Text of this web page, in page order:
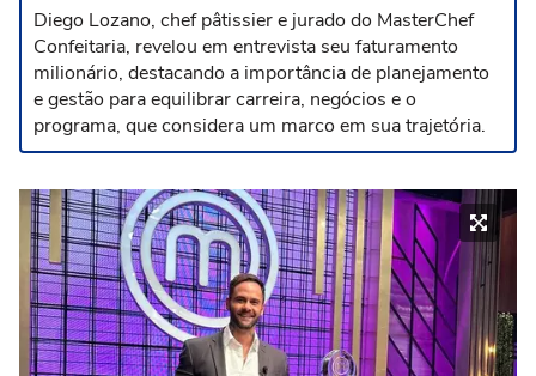
Diego Lozano, chef pâtissier e jurado do MasterChef
Confeitaria, revelou em entrevista seu faturamento
milionário, destacando a importância de planejamento
e gestão para equilibrar carreira, negócios e o
programa, que considera um marco em sua trajetória.